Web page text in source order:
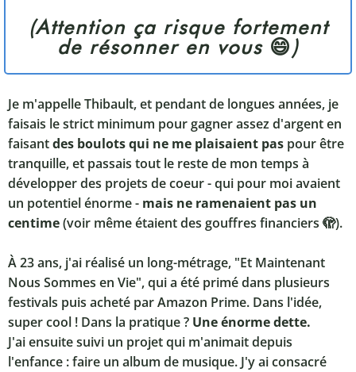
(Attention ça risque fortement
de résonner en vous😄)
Je m'appelle Thibault, et pendant de longues années, je
faisais le strict minimum pour gagner assez d'argent en
faisantdes boulots qui ne me plaisaient pas pour être
tranquille, et passais tout le reste de mon temps à
développer des projets de coeur - qui pour moi avaient
un potentiel énorme - mais ne ramenaient pas un
centime(voir même étaient des gouffres financiers 🫣).
À 23 ans, j'ai réalisé un long-métrage, "Et Maintenant
Nous Sommes en Vie", qui a été primé dans plusieurs
festivals puis acheté par Amazon Prime. Dans l'idée,
super cool ! Dans la pratique ? Une énorme dette.
J'ai ensuite suivi un projet qui m'animait depuis
l'enfance : faire un album de musique. J'y ai consacré